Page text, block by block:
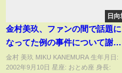
日向
金村美玖、ファンの間で話題に
なってた例の事件について謝罪
する【文字起こし】日向坂46
金村 美玖 MIKU KANEMURA 生年月日:
2002年9月10日 星座: おとめ座 身長: